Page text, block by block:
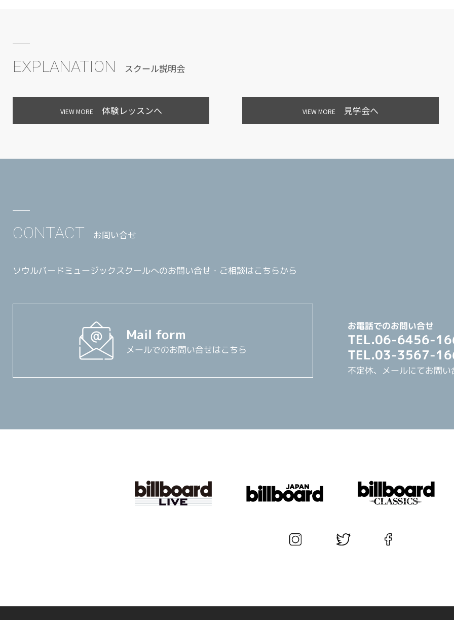
EXPLANATION スクール説明会
VIEW MORE体験レッスンへ VIEW MORE見学会へ
CONTACT お問い合せ
ソウルバードミュージックスクールへのお問い合せ・ご相談はこちらから
Mail form
メールでのお問い合せはこちら
お電話でのお問い合せ
TEL.06-6456-
TEL.03-3567-
不定休、メールにてお問い